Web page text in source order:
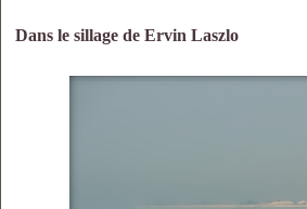
Dans le sillage de Ervin Laszlo